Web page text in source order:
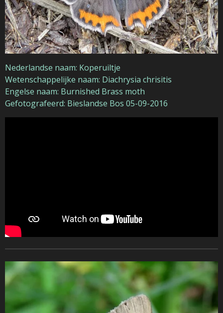
Nederlandse naam: Koperuiltje
Wetenschappelijke naam: Diachrysia chrisitis
Engelse naam: Burnished Brass moth
Gefotografeerd: Bieslandse Bos 05-09-2016